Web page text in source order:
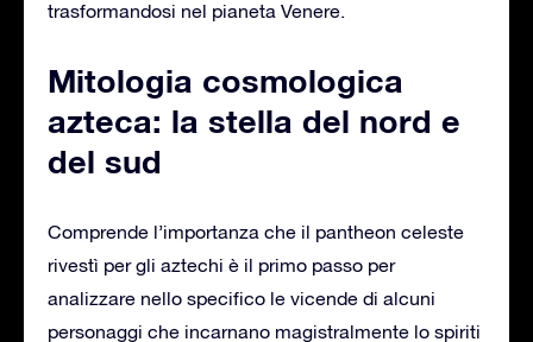
trasformandosi nel pianeta Venere.
Mitologia cosmologica
azteca: la stella del nord e
del sud
Comprende l’importanza che il pantheon celeste
rivestì per gli aztechi è il primo passo per
analizzare nello specifico le vicende di alcuni
personaggi che incarnano magistralmente lo spiriti